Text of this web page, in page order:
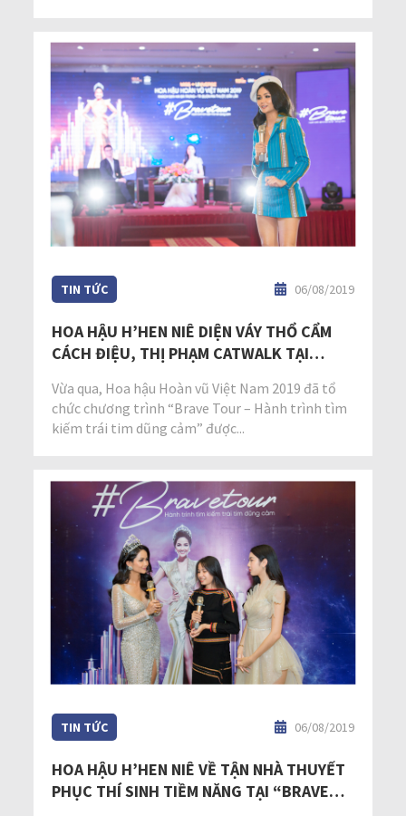
TIN TỨC 06/08/2019
HOA HẬU H’HEN NIÊ DIỆN VÁY THỔ CẨM
CÁCH ĐIỆU, THỊ PHẠM CATWALK TẠI
Vừa qua, Hoa hậu Hoàn vũ Việt Nam 2019 đã tổ
chức chương trình “Brave Tour – Hành trình tìm
kiếm trái tim dũng cảm” được...
TIN TỨC 06/08/2019
HOA HẬU H’HEN NIÊ VỀ TẬN NHÀ THUYẾT
PHỤC THÍ SINH TIỀM NĂNG TẠI “BRAVE